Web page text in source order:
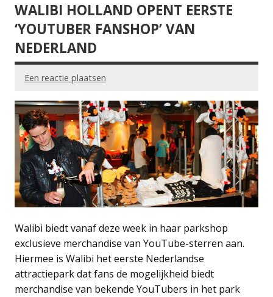
WALIBI HOLLAND OPENT EERSTE
‘YOUTUBER FANSHOP’ VAN
NEDERLAND
Een reactie plaatsen
Walibi biedt vanaf deze week in haar parkshop
exclusieve merchandise van YouTube-sterren aan.
Hiermee is Walibi het eerste Nederlandse
attractiepark dat fans de mogelijkheid biedt
merchandise van bekende YouTubers in het park